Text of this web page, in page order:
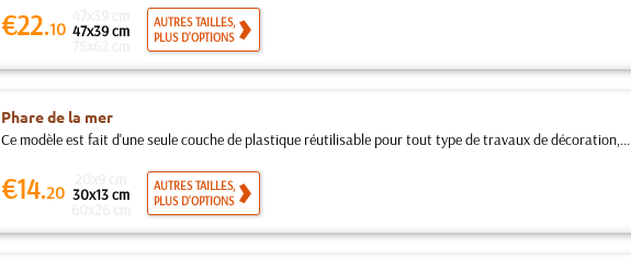
€22.10 47x39 cm
AUTRES TAILLES,
PLUS D'OPTIONS
Phare de la mer
Ce modèle est fait d'une seule couche de plastique réutilisable pour tout type de travaux de décoration,...
€14.20 30x13 cm
AUTRES TAILLES,
PLUS D'OPTIONS